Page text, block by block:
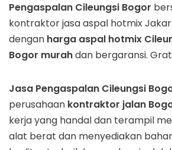
Pengaspalan Cileungsi Bogor
kontraktor jasa aspal hotmix
dengan harga aspal hotmix
Bogor murahdan bergaransi.
Jasa Pengaspalan Cileungsi
perusahaan kontraktor jalan
kerja yang handal dan terampil
alat berat dan menyediakan